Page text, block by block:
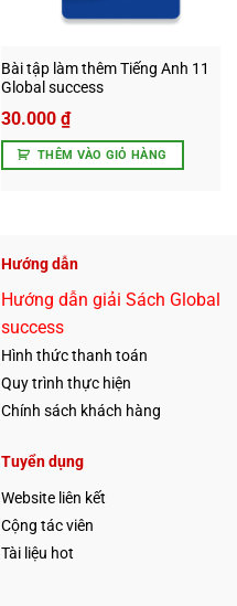
Bài tập làm thêm Tiếng Anh 11
Global success
30.000 ₫
THÊM VÀO GIỎ HÀNG
Hướng dẫn
Hướng dẫn giải Sách Global
success
Hình thức thanh toán
Quy trình thực hiện
Chính sách khách hàng
Tuyển dụng
Website liên kết
Cộng tác viên
Tài liệu hot